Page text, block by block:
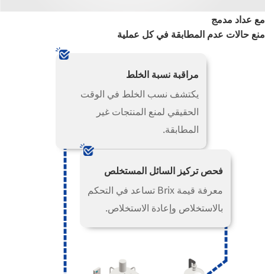
مع عداد مدمج
منع حالات عدم المطابقة في كل عملية
مراقبة نسبة الخلط
يكتشف نسب الخلط في الوقت
الحقيقي لمنع المنتجات غير
المطابقة.
فحص تركيز السائل المستخلص
معرفة قيمة Brix تساعد في التحكم
بالاستخلاص وإعادة الاستخلاص.